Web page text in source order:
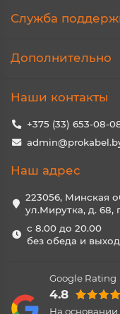
Служба
Дополнительно
Наши контакты
+375 (33) 653-08-
Наш адрес
223056, Минская
ул.Мирутка, д. 68,
с 8.00 до 20.00
без обеда и
Google Rating
4.8
На основании